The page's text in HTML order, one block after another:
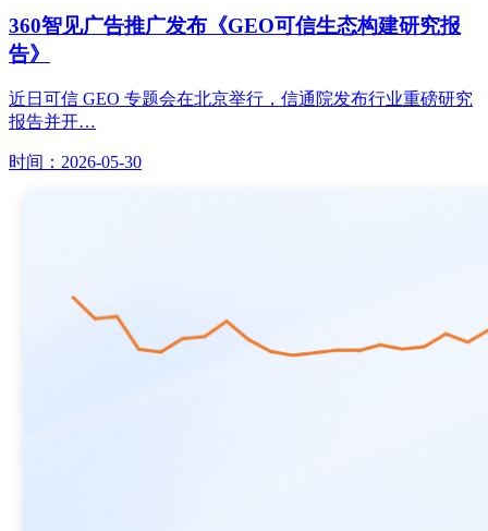
360智见广告推广发布《GEO可信生态构建研究报
告》
近日可信 GEO 专题会在北京举行，信通院发布行业重磅研究
报告并开…
时间：2026-05-30